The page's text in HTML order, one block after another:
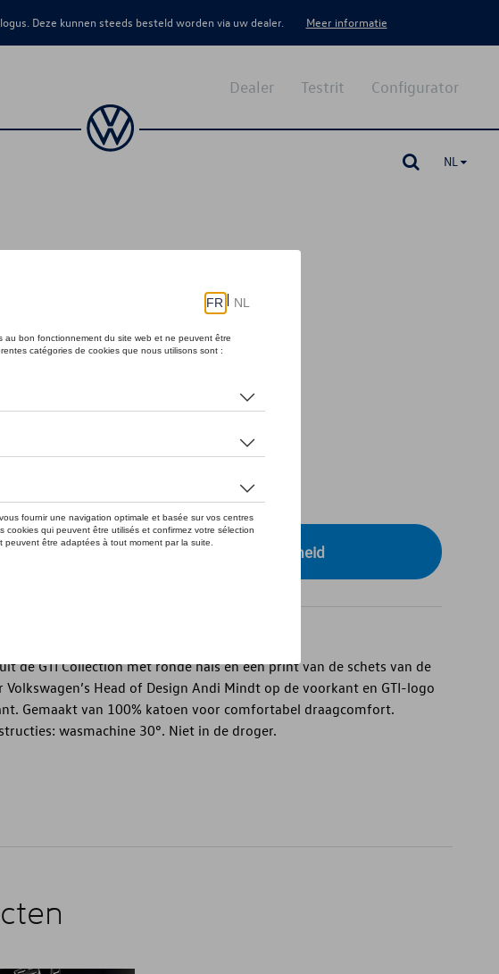
Deze kunnen steeds besteld worden via uw dealer. Meer informatie
Configurator
Testrit
Dealer
NL
niet op stock
Contacteer uw dealer voor beschikbaarheid
de GTI Collection met ronde hals en een print van de schets van de
Volkswagen’s Head of Design Andi Mindt op de voorkant en GTI-logo
Gemaakt van 100% katoen voor comfortabel draagcomfort.
wasmachine 30°. Niet in de droger.